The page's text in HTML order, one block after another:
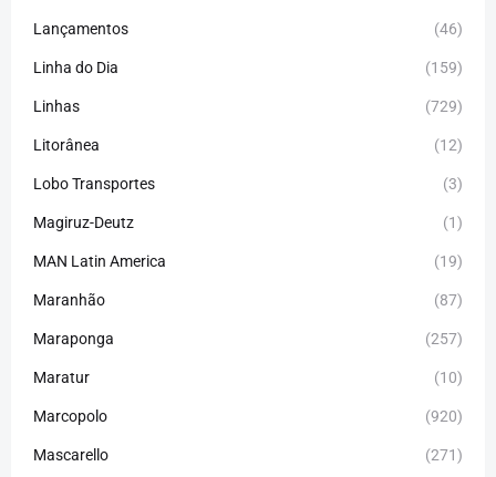
Lançamentos (46)
Linha do Dia (159)
Linhas (729)
Litorânea (12)
Lobo Transportes (3)
Magiruz-Deutz (1)
MAN Latin America (19)
Maranhão (87)
Maraponga (257)
Maratur (10)
Marcopolo (920)
Mascarello (271)